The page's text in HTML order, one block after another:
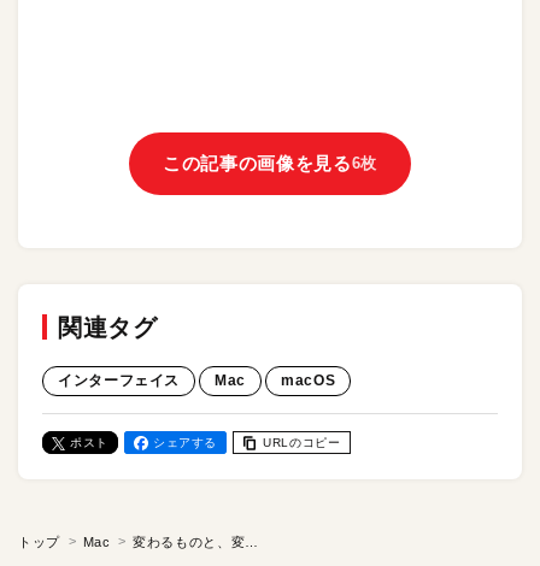
この記事の画像を見る6枚
関連タグ
インターフェイス Mac macOS
ポスト シェアする URLのコピー
トップ Mac